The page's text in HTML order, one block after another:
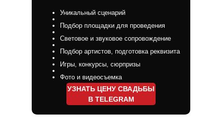
Уникальный сценарий
Подбор площадки для проведения
Световое и звуковое сопровождение
Подбор артистов, подготовка реквизита
Игры, конкурсы, сюрпризы
Фото и видеосъемка
УЗНАТЬ ЦЕНУ СВАДЬБЫ
В TELEGRAM